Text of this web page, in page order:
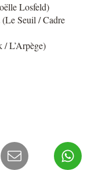
Losfeld)
(Le Seuil / Cadre
/ L’Arpège)